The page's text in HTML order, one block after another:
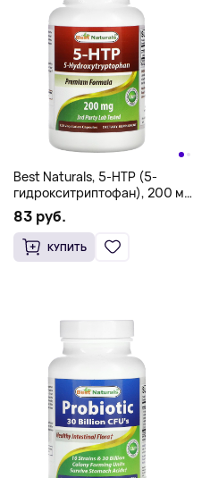
Best Naturals, 5-HTP (5-
гидрокситриптофан), 200 мг,
120 вегетарианских капсул
83 руб.
КУПИТЬ